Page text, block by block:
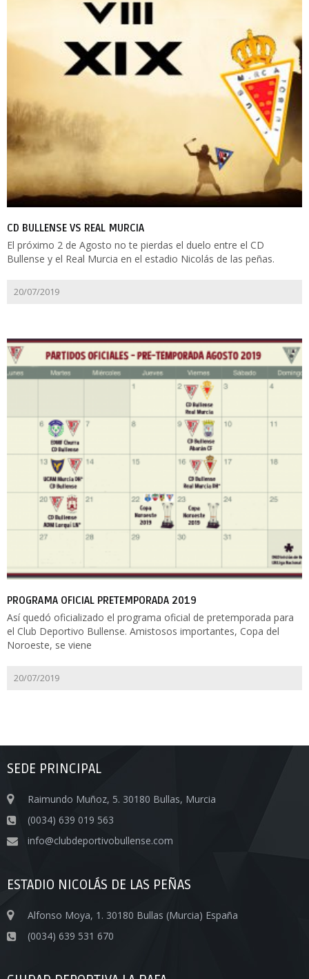
CD BULLENSE VS REAL MURCIA
El próximo 2 de Agosto no te pierdas el duelo entre el CD
Bullense y el Real Murcia en el estadio Nicolás de las peñas.
20/07/2019
PROGRAMA OFICIAL PRETEMPORADA 2019
Así quedó oficializado el programa oficial de pretemporada para
el Club Deportivo Bullense. Amistosos importantes, Copa del
Noroeste, se viene
20/07/2019
SEDE PRINCIPAL
Raimundo Muñoz, 5. 30180 Bullas, Murcia
(0034) 639 019 563
info@clubdeportivobullense.com
ESTADIO NICOLÁS DE LAS PEÑAS
Alfonso Moya, 1. 30180 Bullas (Murcia) España
(0034) 639 531 670